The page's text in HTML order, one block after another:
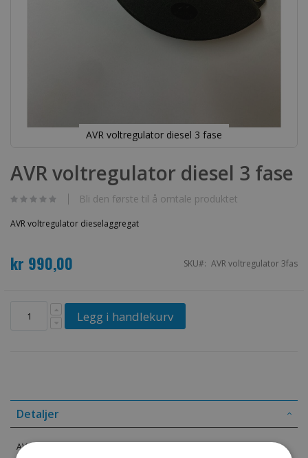
AVR voltregulator diesel 3 fase
til
begynnelsen
bildegalleri
AVR voltregulator diesel 3 fase
Bli den første til å omtale produktet
AVR voltregulator dieselaggregat
kr 990,00 SKU AVR voltregulator 3fas
Legg i handlekurv
Detaljer
AVR voltregulator dieselaggregat